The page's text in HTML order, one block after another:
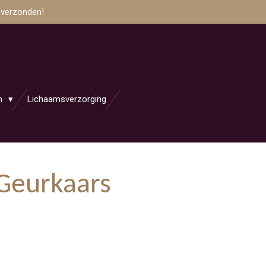
Lichaamsverzorging